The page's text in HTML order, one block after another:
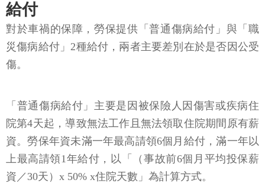
給付
對於車禍的保障，勞保提供「普通傷病給付」與「職
災傷病給付」2種給付，兩者主要差別在於是否因公受
傷。
「普通傷病給付」主要是因被保險人因傷害或疾病住
院第4天起，導致無法工作且無法領取住院期間原有薪
資。勞保年資未滿一年最高請領6個月給付，滿一年以
上最高請領1年給付，以「（事故前6個月平均投保薪
資／30天）x 50% x住院天數」為計算方式。